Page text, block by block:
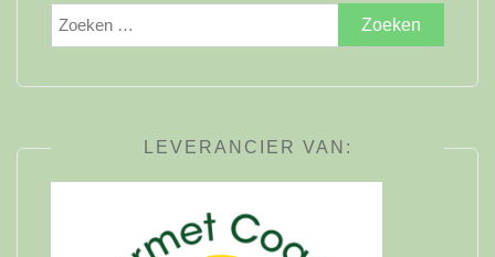
Zoeken
naar:
LEVERANCIER VAN: